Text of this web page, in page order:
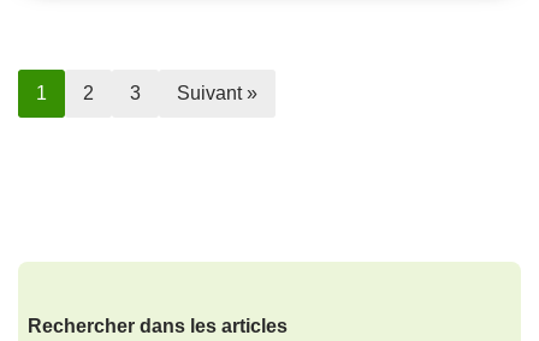
1 2 3 Suivant »
Rechercher dans les articles